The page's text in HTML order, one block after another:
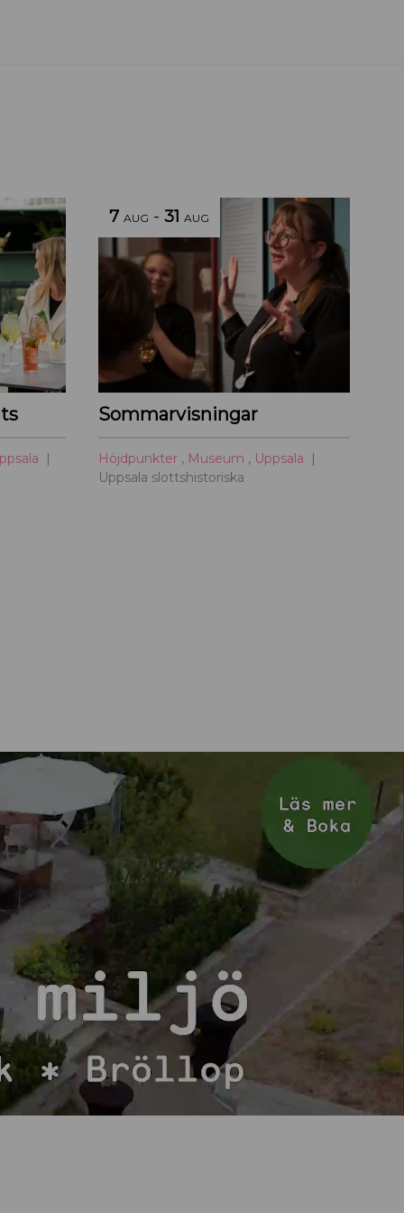
7 AUG - 31 AUG
Sommarvisningar
Höjdpunkter , Museum , Uppsala
Uppsala slottshistoriska